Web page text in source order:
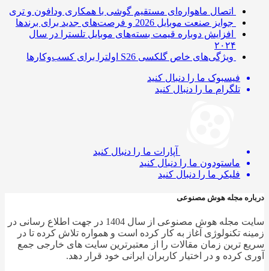
اتصال ماهواره‌ای مستقیم گوشی‌ با همکاری ودافون و تری
جوایز صنعت موبایل 2026 و فرصت‌های جدید برای برندها
افزایش دوباره قیمت بسته‌های موبایل تلسترا در سال
۲۰۲۴
ویژگی‌های خاص گلکسی S26 اولترا برای کسب‌وکارها
فیسبوک ما را دنبال کنید
تلگرام ما را دنبال کنید
آپارات ما را دنبال کنید
ماستودون ما را دنبال کنید
فلیکر ما را دنبال کنید
مجله هوش مصنوعی
سایت مجله هوش مصنوعی از سال 1404 در جهت اطلاع رسانی در
تکنولوژی آغاز به کار کرده است و همواره تلاش کرده تا در
ترین زمان مقالات را از معتبرترین سایت های خارجی جمع
کرده و در اختیار کاربران ایرانی خود قرار دهد.